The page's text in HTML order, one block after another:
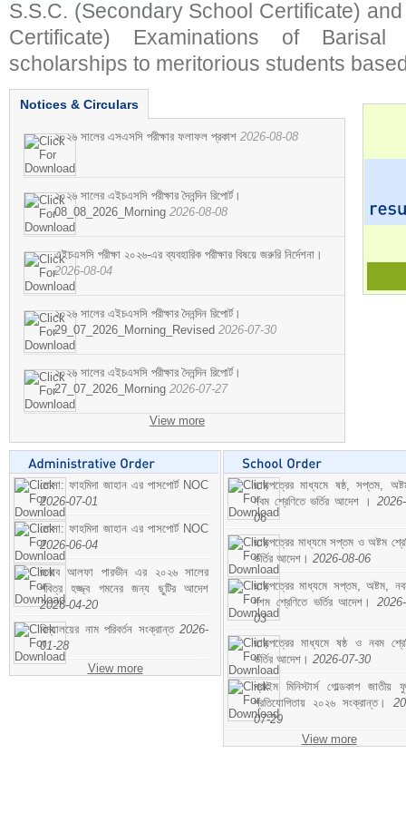
S.S.C. (Secondary School Certificate)
Certificate) Examinations of
scholarships to meritorious students
Notices & Circulars
২০২৬ সালের এসএসসি পরীক্ষার ফলাফল প্রকাশ 2026-08-08
২০২৬ সালের এইচএসসি পরীক্ষার দৈনন্দিন রিপোর্ট।
08_08_2026_Morning 2026-08-08
এইচএসসি পরীক্ষা ২০২৬-এর ব্যবহারিক পরীক্ষার বিষয়ে জরুরি নির্দেশনা।
2026-08-04
২০২৬ সালের এইচএসসি পরীক্ষার দৈনন্দিন রিপোর্ট।
29_07_2026_Morning_Revised 2026-07-30
২০২৬ সালের এইচএসসি পরীক্ষার দৈনন্দিন রিপোর্ট।
27_07_2026_Morning 2026-07-27
View more
মোসা: ফাহমিদা জাহান এর পাসপোর্ট NOC
2026-07-01
মোসা: ফাহমিদা জাহান এর পাসপোর্ট NOC
2026-06-04
জনাব আলফা পারভীন এর ২০২৬ সালের
পবিত্র হজ্জ্ব গমনের জন্য ছুটির আদেশ
2026-04-20
বিদ্যালয়ের নাম পরিবর্তন সংক্রান্ত 2026-
01-28
View more
ছাড়পত্রের মাধ্যমে ষষ্ঠ, সপ্তম,
নবম শ্রেণিতে ভর্তির আদেশ ।
06
ছাড়পত্রের মাধ্যমে সপ্তম ও অষ্টম
ভর্তির আদেশ। 2026-08-06
ছাড়পত্রের মাধ্যমে সপ্তম, অষ্টম,
দশম শ্রেণিতে ভর্তির আদেশ।
03
ছাড়পত্রের মাধ্যমে ষষ্ঠ ও নবম
ভর্তির আদেশ। 2026-07-30
প্রাইম মিনিস্টার্স গোল্ডকাপ জাতীয়
প্রতিযোগিতায় ২০২৬ সংক্রান্ত।
07-29
View more